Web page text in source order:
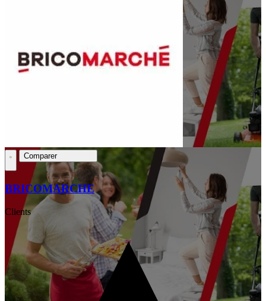
Comparer
BRICOMARCHE
Clients